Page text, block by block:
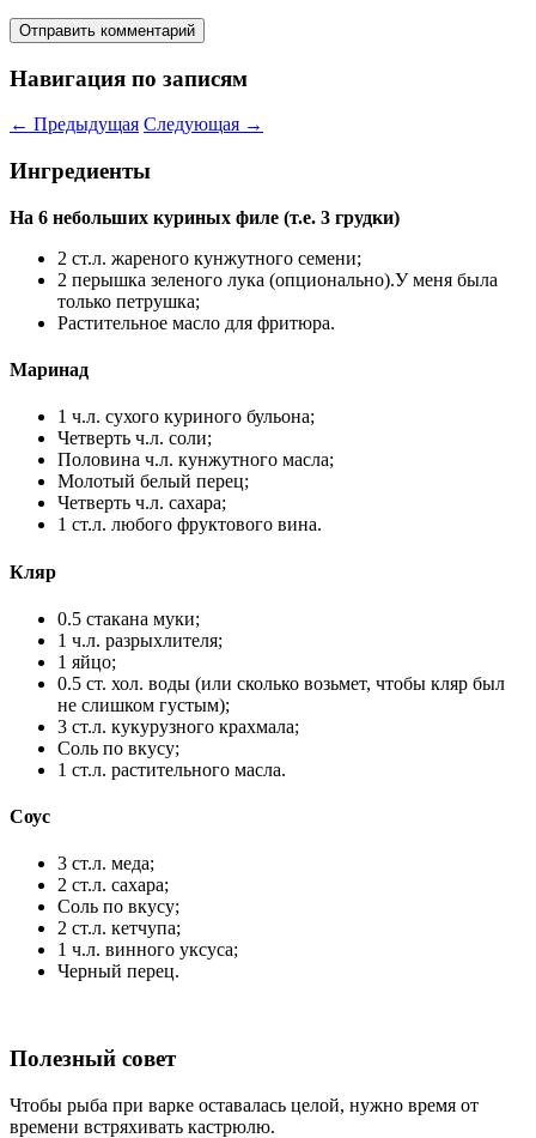
Навигация по записям
← Предыдущая Следующая →
Ингредиенты
На 6 небольших куриных филе (т.е. 3 грудки)
2 ст.л. жареного кунжутного семени;
2 перышка зеленого лука (опционально).У меня была
только петрушка;
Растительное масло для фритюра.
Маринад
1 ч.л. сухого куриного бульона;
Четверть ч.л. соли;
Половина ч.л. кунжутного масла;
Молотый белый перец;
Четверть ч.л. сахара;
1 ст.л. любого фруктового вина.
Кляр
0.5 стакана муки;
1 ч.л. разрыхлителя;
1 яйцо;
0.5 ст. хол. воды (или сколько возьмет, чтобы кляр был
не слишком густым);
3 ст.л. кукурузного крахмала;
Соль по вкусу;
1 ст.л. растительного масла.
Соус
3 ст.л. меда;
2 ст.л. сахара;
Соль по вкусу;
2 ст.л. кетчупа;
1 ч.л. винного уксуса;
Черный перец.
Полезный совет
Чтобы рыба при варке оставалась целой, нужно время от
времени встряхивать кастрюлю.